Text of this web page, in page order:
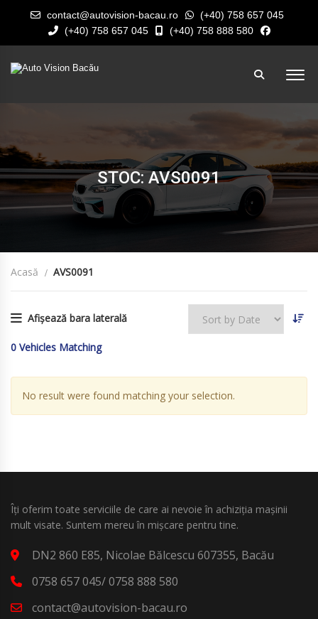
contact@autovision-bacau.ro
(+40) 758 657 045
(+40) 758 657 045
(+40) 758 888 580
STOC: AVS0091
Acasă AVS0091
Afișează bara laterală
0 Vehicles Matching
No result were found matching your selection.
Îți oferim toate serviciile de care ai nevoie în achiziția mașinii
mult visate. Suntem mereu în mișcare pentru tine.
DN2 860 E85, Nicolae Bălcescu 607355, Bacău
0758 657 045/ 0758 888 580
contact@autovision-bacau.ro